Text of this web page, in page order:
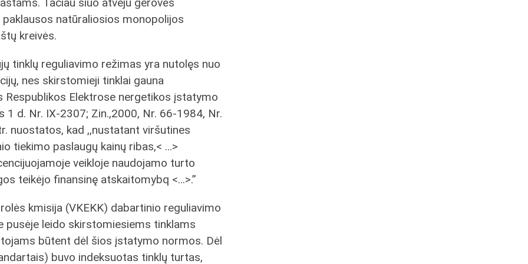
natūraliosios monopolijos
kreivės.
tinklų reguliavimo režimas yra nutolęs nuo
nes skirstomieji tinklai gauna
Elektrose nergetikos įstatymo
d. Nr. IX-2307; Zin.,2000, Nr. 66-1984, Nr.
nuostatos, kad ,,nustatant viršutines
tiekimo paslaugų kainų ribas,< …>
veikloje naudojamo turto
teikėjo finansinę atskaitomybq <…>.”
kmisija (VKEKK) dabartinio reguliavimo
leido skirstomiesiems tinklams
būtent dėl šios įstatymo normos. Dėl
buvo indeksuotas tinklų turtas,